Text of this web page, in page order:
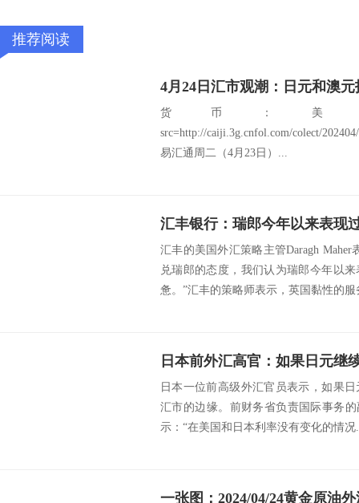
推荐阅读
4月24日汇市观潮：日元和澳
货币：
src=http://caiji.3g.cnfol.com/colect/
易汇通周二（4月23日）...
汇丰银行：瑞郎今年以来表现
汇丰的美国外汇策略主管Daragh
兑瑞郎的态度，我们认为瑞郎今年以
惫。”汇丰的策略师表示，英国黏性的服
日本前外汇高官：如果日元继
日本一位前高级外汇官员表示，如果
汇市的边缘。前财务省负责国际事务的
示：“在美国和日本利率没有变化的情况